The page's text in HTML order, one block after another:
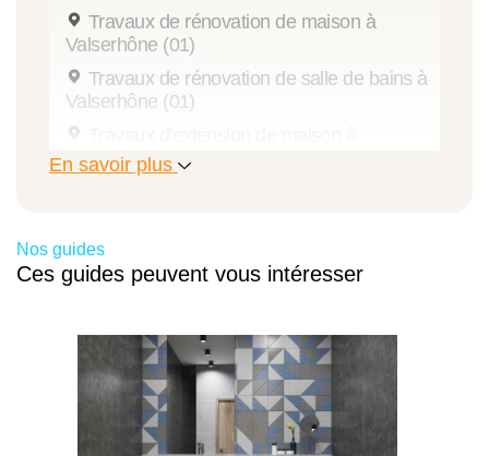
Travaux de rénovation de maison à
Valserhône (01)
Travaux de rénovation de salle de bains à
Valserhône (01)
Valserhône (01)
Travaux de rénovation intérieure à
Valserhône (01)
Ravalement de façade à Valserhône (01)
Rénovation toiture à Valserhône (01)
Travaux de peinture à Valserhône (01)
En savoir plus
Nos guides
Ces guides peuvent vous intéresser